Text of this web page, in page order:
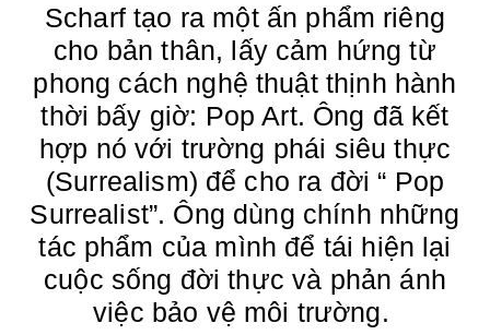
Scharf tạo ra một ấn phẩm riêng
cho bản thân, lấy cảm hứng từ
phong cách nghệ thuật thịnh hành
thời bấy giờ: Pop Art. Ông đã kết
hợp nó với trường phái siêu thực
(Surrealism) để cho ra đời “ Pop
Surrealist”. Ông dùng chính những
tác phẩm của mình để tái hiện lại
cuộc sống đời thực và phản ánh
việc bảo vệ môi trường.